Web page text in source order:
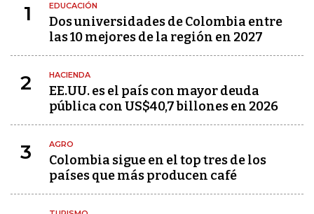
1 EDUCACIÓN
Dos universidades de Colombia entre
las 10 mejores de la región en 2027
2 HACIENDA
EE.UU. es el país con mayor deuda
pública con US$40,7 billones en 2026
3 AGRO
Colombia sigue en el top tres de los
países que más producen café